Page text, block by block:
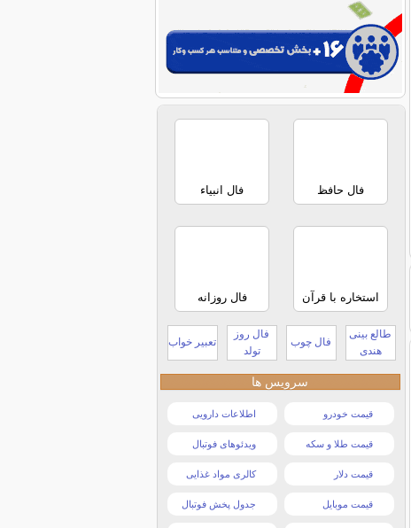
فال حافظ فال انبیاء
استخاره با قرآن فال روزانه
طالع بینی
هندی
فال چوب
فال روز
تولد
تعبیر خواب
سرویس ها
قیمت خودرو اطلاعات دارویی
قیمت طلا و سکه ویدئوهای فوتبال
قیمت دلار کالری مواد غذایی
قیمت موبایل جدول پخش فوتبال